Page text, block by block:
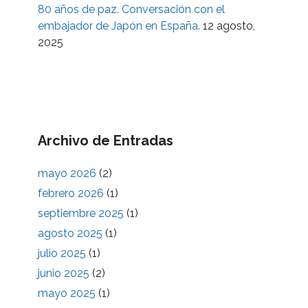
80 años de paz. Conversación con el
embajador de Japón en España. 12 agosto,
2025
Archivo de Entradas
mayo 2026 (2)
febrero 2026 (1)
septiembre 2025 (1)
agosto 2025 (1)
julio 2025 (1)
junio 2025 (2)
mayo 2025 (1)